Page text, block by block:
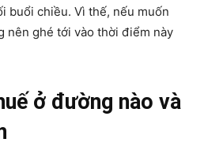
buổi chiều. Vì thế, nếu muốn
nên ghé tới vào thời điểm này
ở đường nào và